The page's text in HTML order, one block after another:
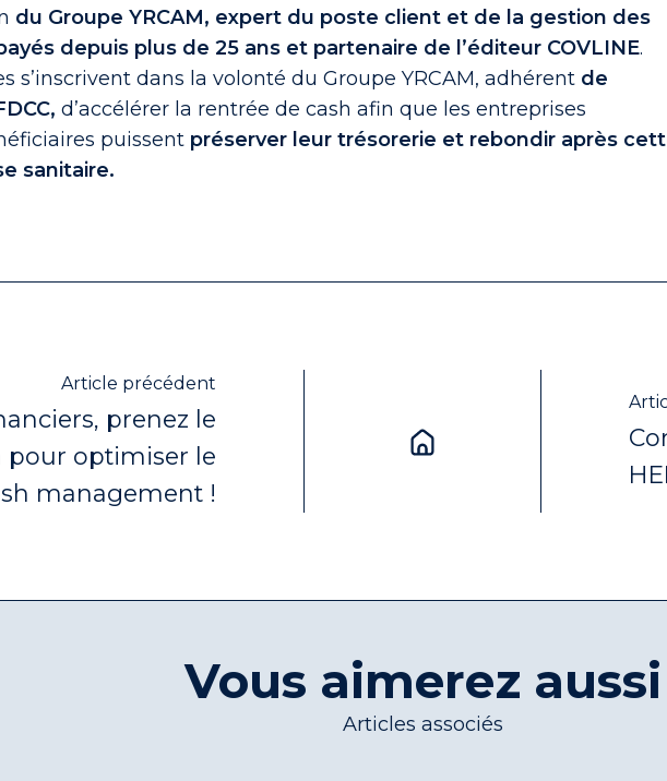
du Groupe YRCAM, expert du poste client et de la gestion des
depuis plus de 25 ans et partenaire de l’éditeur COVLINE.
s’inscrivent dans la volonté du Groupe YRCAM, adhérent de
d’accélérer la rentrée de cash afin que les entreprises
puissent préserver leur trésorerie et rebondir après
sanitaire.
Article précédent
prenez le
pour optimiser le
management !
Vous aimerez aussi
Articles associés